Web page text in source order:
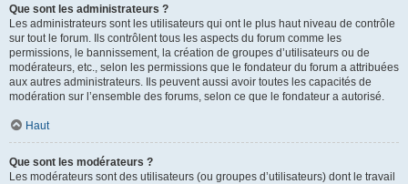
Que sont les administrateurs ?
Les administrateurs sont les utilisateurs qui ont le plus haut niveau de contrôle
sur tout le forum. Ils contrôlent tous les aspects du forum comme les
permissions, le bannissement, la création de groupes d’utilisateurs ou de
modérateurs, etc., selon les permissions que le fondateur du forum a attribuées
aux autres administrateurs. Ils peuvent aussi avoir toutes les capacités de
modération sur l’ensemble des forums, selon ce que le fondateur a autorisé.
Haut
Que sont les modérateurs ?
Les modérateurs sont des utilisateurs (ou groupes d’utilisateurs) dont le travail